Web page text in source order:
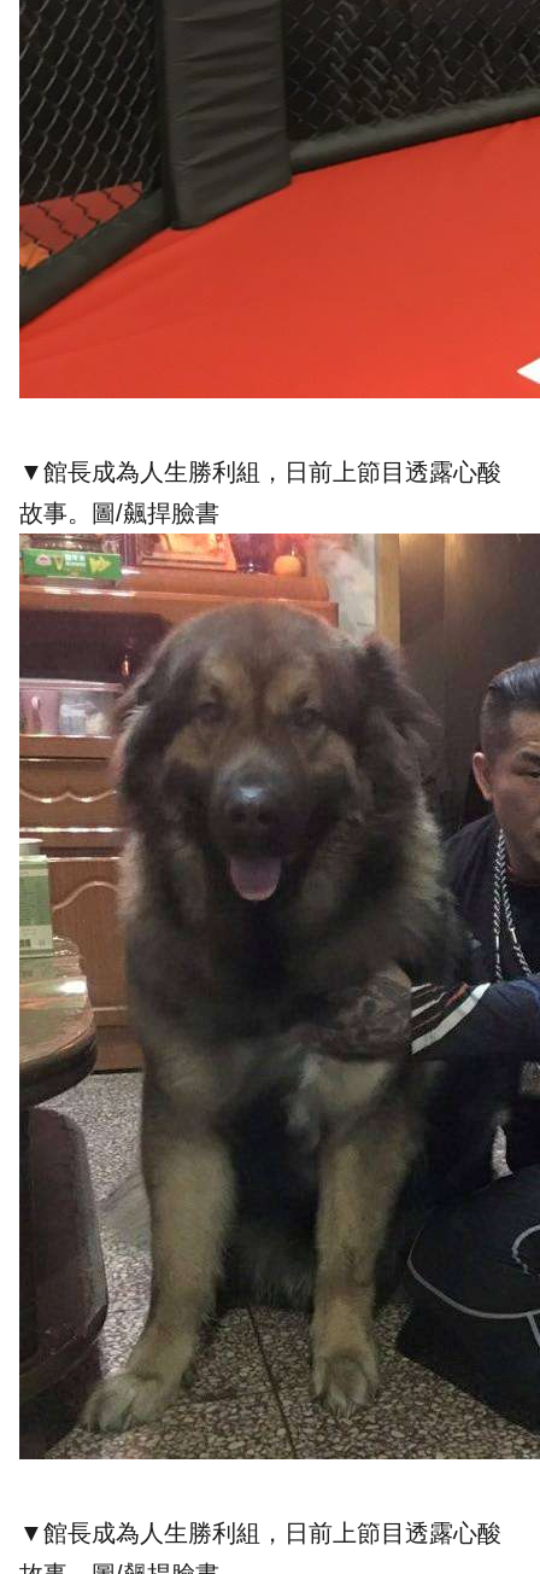
▼館長成為人生勝利組，日前上節目透露心酸
故事。圖/飆捍臉書
▼館長成為人生勝利組，日前上節目透露心酸